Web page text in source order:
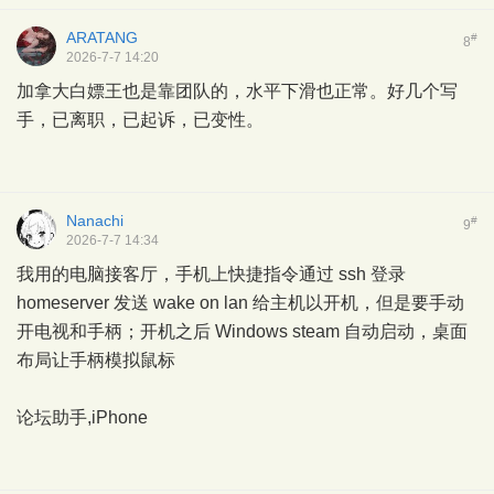
8#
ARATANG
2026-7-7 14:20
加拿大白嫖王也是靠团队的，水平下滑也正常。好几个写
手，已离职，已起诉，已变性。
9#
Nanachi
2026-7-7 14:34
我用的电脑接客厅，手机上快捷指令通过 ssh 登录
homeserver 发送 wake on lan 给主机以开机，但是要手动
开电视和手柄；开机之后 Windows steam 自动启动，桌面
布局让手柄模拟鼠标
论坛助手,iPhone